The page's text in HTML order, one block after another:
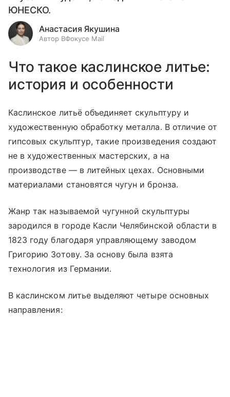
ЮНЕСКО.
Анастасия Якушина
Автор ВФокусе Mail
Что такое каслинское литье:
история и особенности
Каслинское литьё объединяет скульптуру и
художественную обработку металла. В отличие от
гипсовых скульптур, такие произведения создают
не в художественных мастерских, а на
производстве — в литейных цехах. Основными
материалами становятся чугун и бронза.
Жанр так называемой чугунной скульптуры
зародился в городе Касли Челябинской области в
1823 году благодаря управляющему заводом
Григорию Зотову. За основу была взята
технология из Германии.
В каслинском литье выделяют четыре основных
направления: